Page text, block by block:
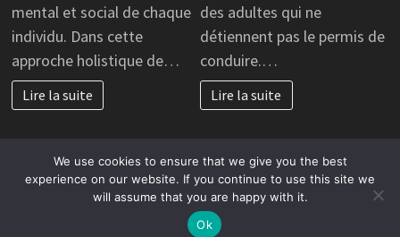
mental et social de chaque
individu. Dans cette
approche holistique de…
Lire la suite
des adultes qui ne
détiennent pas le permis de
conduire.…
Lire la suite
Copyright © 2026Créer un business en ligne rentable
Bam.
We use cookies to ensure that we give you the best
experience on our website. If you continue to use this site we
will assume that you are happy with it.
Ok